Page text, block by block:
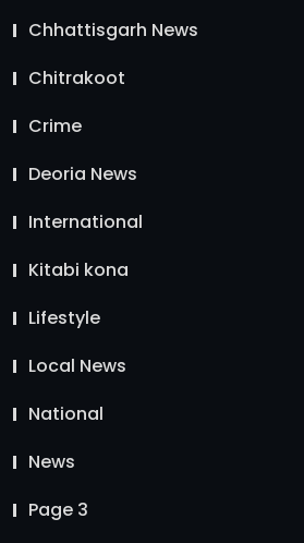
Chhattisgarh News
Chitrakoot
Crime
Deoria News
International
Kitabi kona
Lifestyle
Local News
National
News
Page 3